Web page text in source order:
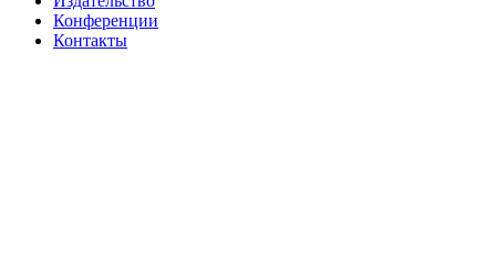
Конференции
Контакты